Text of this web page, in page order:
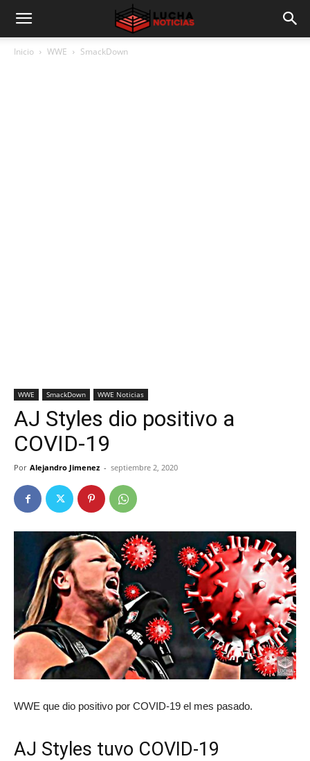
Inicio WWE SmackDown
WWE SmackDown WWE Noticias
AJ Styles dio positivo a
COVID-19
Por Alejandro Jimenez - septiembre 2, 2020
WWE que dio positivo por COVID-19 el mes pasado.
AJ Styles tuvo COVID-19